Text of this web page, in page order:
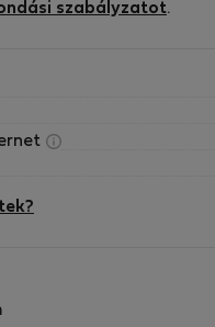
szabályzatot.